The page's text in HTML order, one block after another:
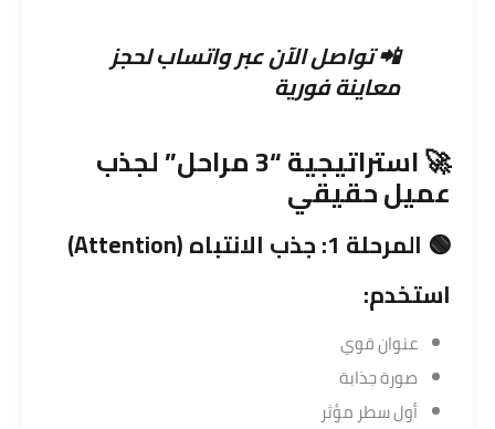
📲 تواصل الآن عبر واتساب لحجز
معاينة فورية
🚀 استراتيجية “3 مراحل” لجذب
عميل حقيقي
🟢 المرحلة 1: جذب الانتباه (Attention)
استخدم:
عنوان قوي
صورة جذابة
أول سطر مؤثر